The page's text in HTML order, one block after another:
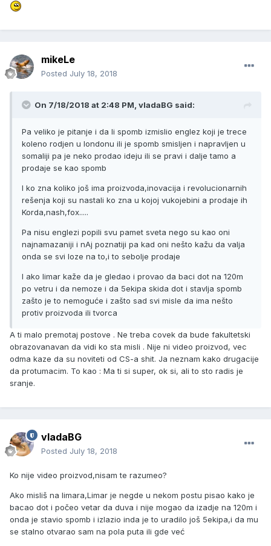
mikeLe
Posted July 18, 2018
On 7/18/2018 at 2:48 PM, vladaBG said:
Pa veliko je pitanje i da li spomb izmislio englez koji je trece
koleno rodjen u londonu ili je spomb smisljen i napravljen u
somaliji pa je neko prodao ideju ili se pravi i dalje tamo a
prodaje se kao spomb
I ko zna koliko još ima proizvoda,inovacija i revolucionarnih
rešenja koji su nastali ko zna u kojoj vukojebini a prodaje ih
Korda,nash,fox.....
Pa nisu englezi popili svu pamet sveta nego su kao oni
najnamazaniji i nAj poznatiji pa kad oni nešto kažu da valja
onda se svi loze na to,i to sebolje prodaje
I ako limar kaže da je gledao i provao da baci dot na 120m
po vetru i da nemoze i da 5ekipa skida dot i stavlja spomb
zašto je to nemoguće i zašto sad svi misle da ima nešto
protiv proizvoda ili tvorca
A ti malo premotaj postove . Ne treba covek da bude fakultetski
obrazovanavan da vidi ko sta misli . Nije ni video proizvod, vec
odma kaze da su noviteti od CS-a shit. Ja neznam kako drugacije
da protumacim. To kao : Ma ti si super, ok si, ali to sto radis je
sranje.
vladaBG
Posted July 18, 2018
Ko nije video proizvod,nisam te razumeo?
Ako misliš na limara,Limar je negde u nekom postu pisao kako je
bacao dot i počeo vetar da duva i nije mogao da izadje na 120m i
onda je stavio spomb i izlazio inda je to uradilo još 5ekipa,i da mu
se stalno otvarao sam na pola puta ili gde već